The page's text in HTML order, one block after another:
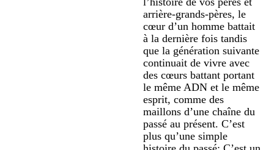
arrière-grands-pères, le
cœur d’un homme battait
à la dernière fois tandis
que la génération suivante
continuait de vivre avec
des cœurs battant portant
le même ADN et le même
esprit, comme des
maillons d’une chaîne du
passé au présent. C’est
plus qu’une simple